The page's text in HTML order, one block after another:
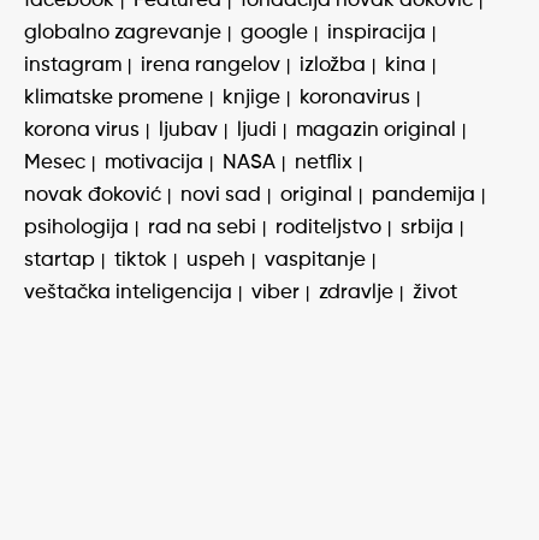
globalno zagrevanje
google
inspiracija
instagram
irena rangelov izložba
kina
klimatske promene
knjige
koronavirus
korona virus
ljubav ljudi
magazin original
Mesec
motivacija NASA
netflix
novak đoković
novi sad original
pandemija
psihologija
rad na sebi roditeljstvo
srbija
startap
tiktok uspeh
vaspitanje
veštačka inteligencija
viber zdravlje život